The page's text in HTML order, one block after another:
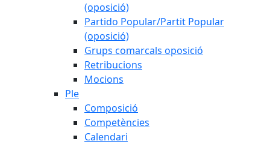
(oposició)
Partido Popular/Partit Popular
(oposició)
Grups comarcals oposició
Retribucions
Mocions
Ple
Composició
Competències
Calendari